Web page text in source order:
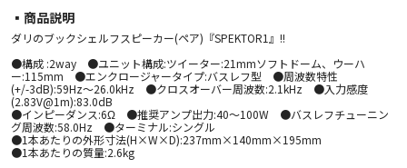
▪︎商品説明
ダリのブックシェルフスピーカー(ペア)『SPEKTOR1』!!
●構成 :2way ●ユニット構成:ツイーター:21mmソフトドーム、ウーハ
ー:115mm ●エンクロージャータイプ:バスレフ型 ●周波数特性
(+/-3dB):59Hz～26.0kHz ●クロスオーバー周波数:2.1kHz ●入力感度
(2.83V@1m):83.0dB
●インピーダンス:6Ω ●推奨アンプ出力:40～100W ●バスレフチューニン
グ周波数:58.0Hz ●ターミナル:シングル
●1本あたりの外形寸法(H×W×D):237mm×140mm×195mm
●1本あたりの質量:2.6kg